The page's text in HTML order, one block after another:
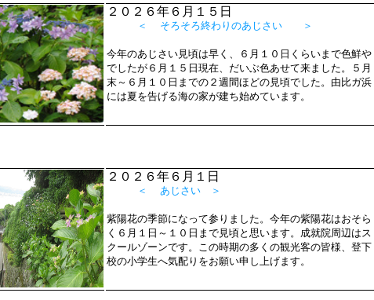
２０２６年６月１５日
＜ そろそろ終わりのあじさい ＞
今年のあじさい見頃は早く、６月１０日くらいまで色鮮や
でしたが６月１５日現在、だいぶ色あせて来ました。５月
末～６月１０日までの２週間ほどの見頃でした。由比ガ浜
には夏を告げる海の家が建ち始めています。
２０２６年６月１日
＜ あじさい ＞
紫陽花の季節になって参りました。今年の紫陽花はおそら
く６月１日～１０日まで見頃と思います。成就院周辺はス
クールゾーンです。この時期の多くの観光客の皆様、登下
校の小学生へ気配りをお願い申し上げます。